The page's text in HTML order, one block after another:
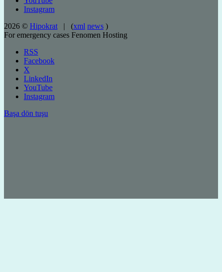
Instagram
2026 © Hipokrat | (xml news )
For emergency cases Fenomen Hosting
RSS
Facebook
X
LinkedIn
YouTube
Instagram
Başa dön tuşu